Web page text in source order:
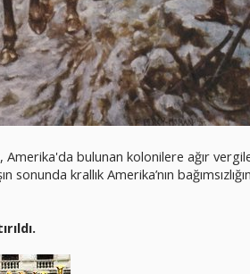
Amerika'da bulunan kolonilere ağır
krallık Amerika’nın